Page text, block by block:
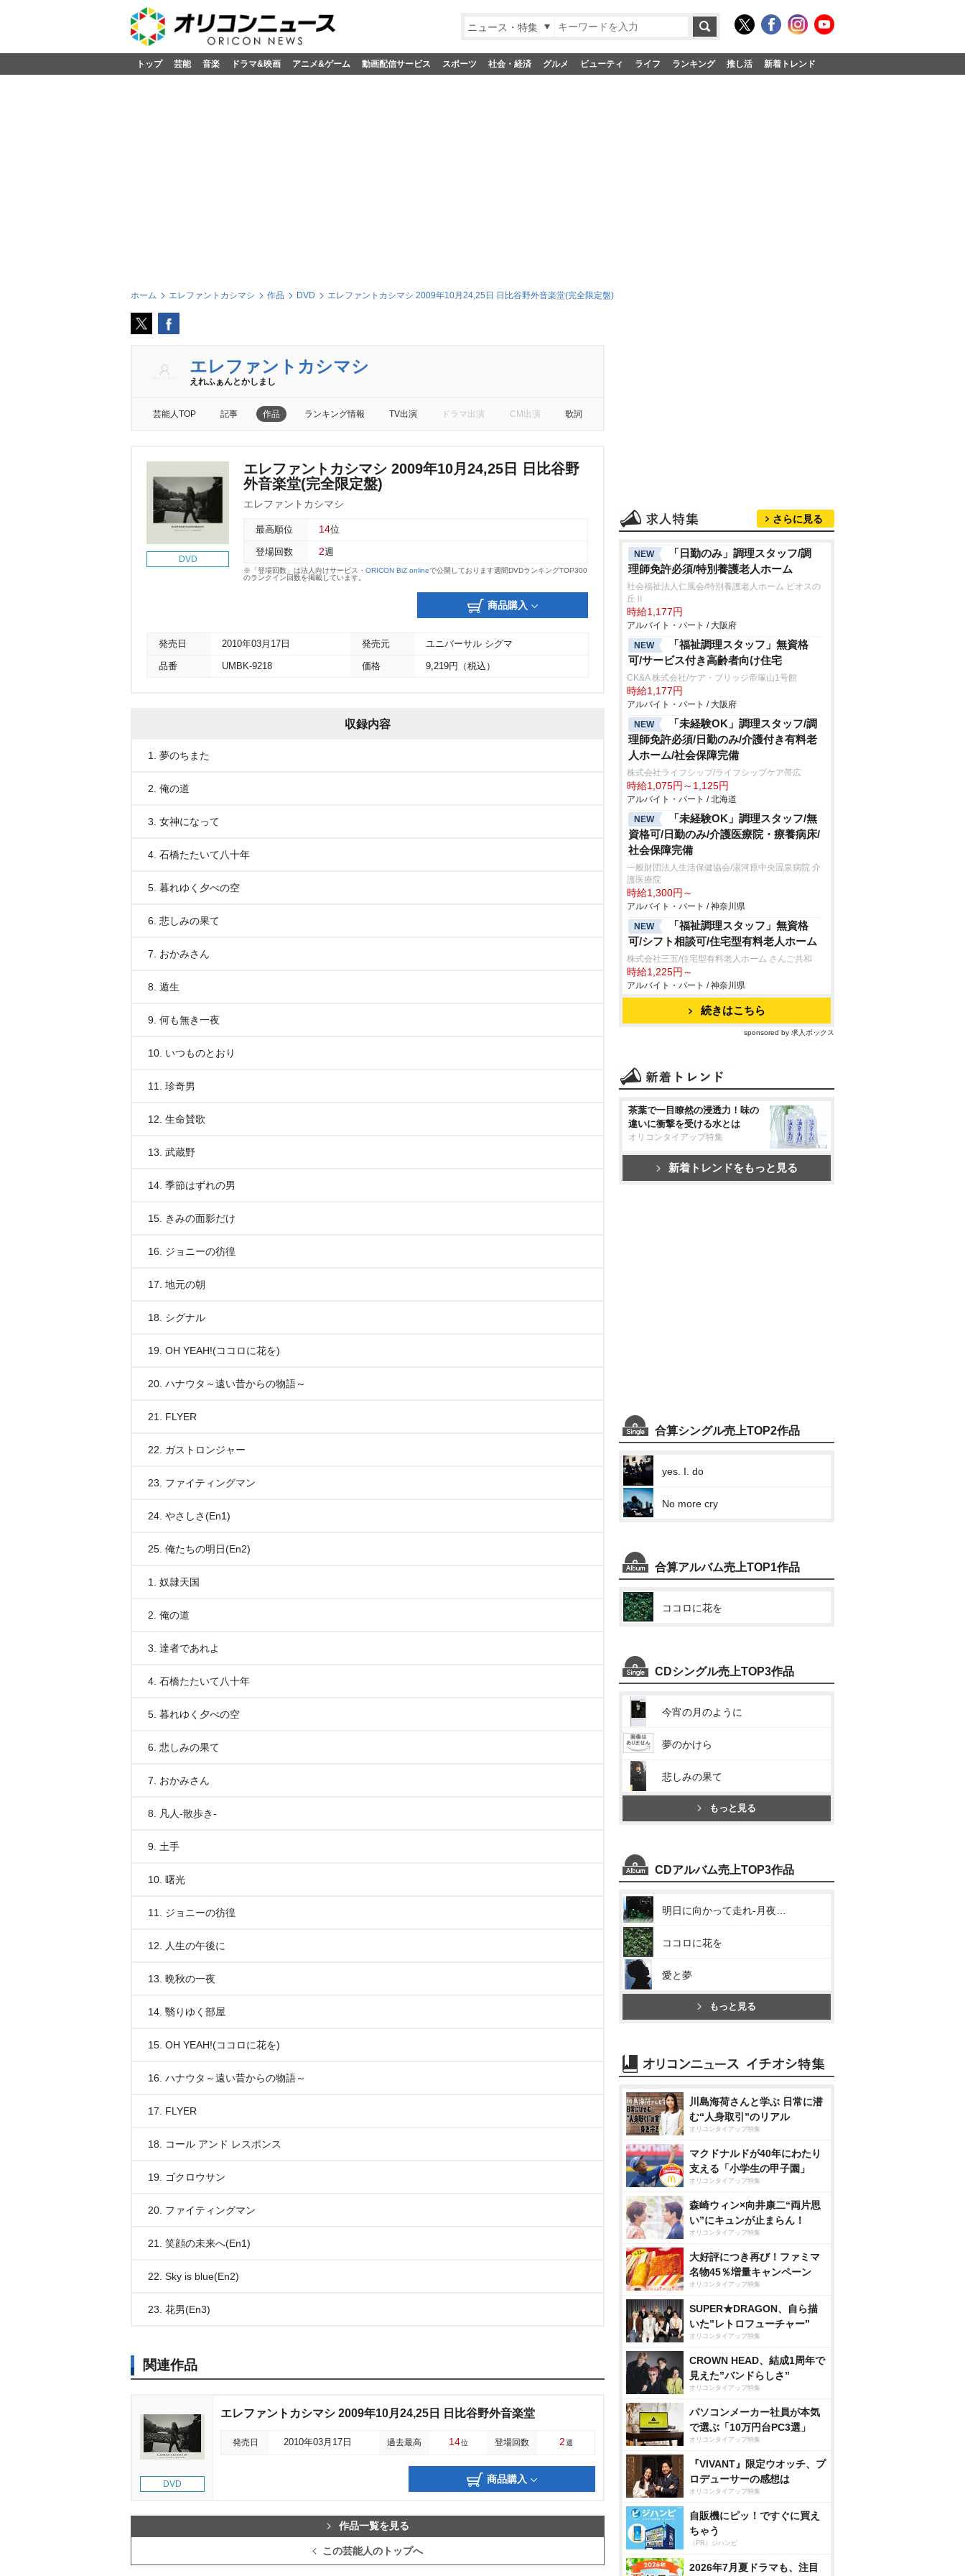
ニュース・特集
トップ 芸能 音楽 ドラマ&映画 アニメ&ゲーム 動画配信サービス スポーツ 社会・経済 グルメ ビューティ ライフ ランキング 推し活 新着トレンド
ホーム エレファントカシマシ 作品 DVD エレファントカシマシ 2009年10月24,25日 日比谷野外音楽堂(完全限定盤)
エレファントカシマシ
えれふぁんとかしまし
芸能人TOP 記事 作品 ランキング情報 TV出演 ドラマ出演 CM出演 歌詞
DVD
エレファントカシマシ 2009年10月24,25日 日比谷野
外音楽堂(完全限定盤)
エレファントカシマシ
最高順位 14位
登場回数 2週
※「登場回数」は法人向けサービス・ ORICON BiZ onlineで公開しております週間DVDランキングTOP300
のランクイン回数を掲載しています。
商品購入
発売日 2010年03月17日 発売元 ユニバーサル シグマ
品番 UMBK-9218 価格 9,219円（税込）
収録内容
1. 夢のちまた
2. 俺の道
3. 女神になって
4. 石橋たたいて八十年
5. 暮れゆく夕べの空
6. 悲しみの果て
7. おかみさん
8. 遁生
9. 何も無き一夜
10. いつものとおり
11. 珍奇男
12. 生命賛歌
13. 武蔵野
14. 季節はずれの男
15. きみの面影だけ
16. ジョニーの彷徨
17. 地元の朝
18. シグナル
19. OH YEAH!(ココロに花を)
20. ハナウタ～遠い昔からの物語～
21. FLYER
22. ガストロンジャー
23. ファイティングマン
24. やさしさ(En1)
25. 俺たちの明日(En2)
1. 奴隷天国
2. 俺の道
3. 達者であれよ
4. 石橋たたいて八十年
5. 暮れゆく夕べの空
6. 悲しみの果て
7. おかみさん
8. 凡人-散歩き-
9. 土手
10. 曙光
11. ジョニーの彷徨
12. 人生の午後に
13. 晩秋の一夜
14. 翳りゆく部屋
15. OH YEAH!(ココロに花を)
16. ハナウタ～遠い昔からの物語～
17. FLYER
18. コール アンド レスポンス
19. ゴクロウサン
20. ファイティングマン
21. 笑顔の未来へ(En1)
22. Sky is blue(En2)
23. 花男(En3)
関連作品
DVD
エレファントカシマシ 2009年10月24,25日 日比谷野外音楽堂
発売日 2010年03月17日 過去最高 14位 登場回数 2週
商品購入
作品一覧を見る
この芸能人のトップへ
さらに見る
NEW
「日勤のみ」調理スタッフ/調
理師免許必須/特別養護老人ホーム
社会福祉法人仁風会/特別養護老人ホーム ビオスの
丘Ⅱ
時給1,177円
アルバイト・パート / 大阪府
NEW
「福祉調理スタッフ」無資格
可/サービス付き高齢者向け住宅
CK&A 株式会社/ケア・ブリッジ帝塚山1号館
時給1,177円
アルバイト・パート / 大阪府
NEW
「未経験OK」調理スタッフ/調
理師免許必須/日勤のみ/介護付き有料老
人ホーム/社会保障完備
株式会社ライフシップ/ライフシップケア帯広
時給1,075円～1,125円
アルバイト・パート / 北海道
NEW
「未経験OK」調理スタッフ/無
資格可/日勤のみ/介護医療院・療養病床/
社会保障完備
一般財団法人生活保健協会/湯河原中央温泉病院 介
護医療院
時給1,300円～
アルバイト・パート / 神奈川県
NEW
「福祉調理スタッフ」無資格
可/シフト相談可/住宅型有料老人ホーム
株式会社三五/住宅型有料老人ホーム さんご共和
時給1,225円～
アルバイト・パート / 神奈川県
続きはこちら
sponsored by 求人ボックス
茶葉で一目瞭然の浸透力！味の
違いに衝撃を受ける水とは
オリコンタイアップ特集
新着トレンドをもっと見る
合算シングル売上TOP2作品
yes. I. do
No more cry
合算アルバム売上TOP1作品
ココロに花を
CDシングル売上TOP3作品
今宵の月のように
夢のかけら
悲しみの果て
もっと見る
CDアルバム売上TOP3作品
ココロに花を
愛と夢
もっと見る
川島海荷さんと学ぶ 日常に潜
む“人身取引”のリアル
オリコンタイアップ特集
マクドナルドが40年にわたり
支える「小学生の甲子園」
オリコンタイアップ特集
森崎ウィン×向井康二“両片思
い”にキュンが止まらん！
オリコンタイアップ特集
大好評につき再び！ファミマ
名物45％増量キャンペーン
オリコンタイアップ特集
SUPER★DRAGON、自ら描
いた”レトロフューチャー”
オリコンタイアップ特集
CROWN HEAD、結成1周年で
見えた”バンドらしさ”
オリコンタイアップ特集
パソコンメーカー社員が本気
で選ぶ「10万円台PC3選」
オリコンタイアップ特集
『VIVANT』限定ウオッチ、プ
ロデューサーの感想は
オリコンタイアップ特集
自販機にピッ！ですぐに買え
ちゃう
（PR）ジハンピ
2026年7月夏ドラマも、注目